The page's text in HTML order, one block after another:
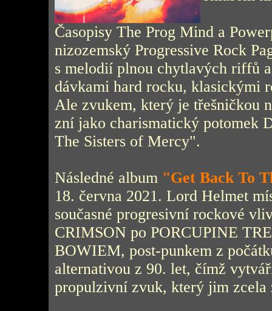
Časopisy The Prog Mind a
nizozemský Progressive Rock
s melodií plnou chytlavých riffů
dávkami hard rocku, klasickými
Ale zvukem, který je třešničkou
zní jako charismatický potomek
The Sisters of Mercy".
Následné album "Get Back To
18. června 2021. Lord Helmet
současné progresivní rockové
CRIMSON po PORCUPINE
BOWIEM, post-punkem z
alternativou z 90. let, čímž
propulzivní zvuk, který jim zcela